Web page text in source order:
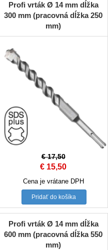
Profi vrták Ø 14 mm dĺžka
300 mm (pracovná dĺžka 250
mm)
€17,50
Original
price
was:
€ 17,50.
€ 15,50Current
price
is:
€ 15,50.
Cena je vrátane DPH
Pridať do košíka
Profi vrták Ø 14 mm dĺžka
600 mm (pracovná dĺžka 550
mm)